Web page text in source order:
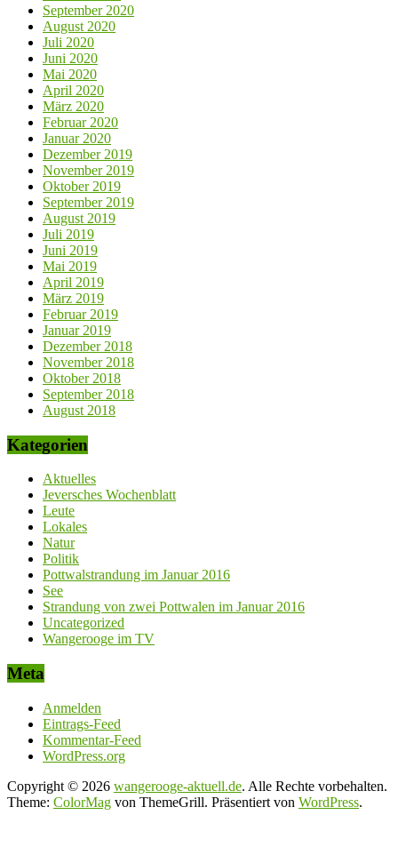
September 2020
August 2020
Juli 2020
Juni 2020
Mai 2020
April 2020
März 2020
Februar 2020
Januar 2020
Dezember 2019
November 2019
Oktober 2019
September 2019
August 2019
Juli 2019
Juni 2019
Mai 2019
April 2019
März 2019
Februar 2019
Januar 2019
Dezember 2018
November 2018
Oktober 2018
September 2018
August 2018
Kategorien
Aktuelles
Jeversches Wochenblatt
Leute
Lokales
Natur
Politik
Pottwalstrandung im Januar 2016
See
Strandung von zwei Pottwalen im Januar 2016
Uncategorized
Wangerooge im TV
Meta
Anmelden
Eintrags-Feed
Kommentar-Feed
WordPress.org
Copyright © 2026 wangerooge-aktuell.de. Alle Rechte vorbehalten.
Theme: ColorMag von ThemeGrill. Präsentiert von WordPress.